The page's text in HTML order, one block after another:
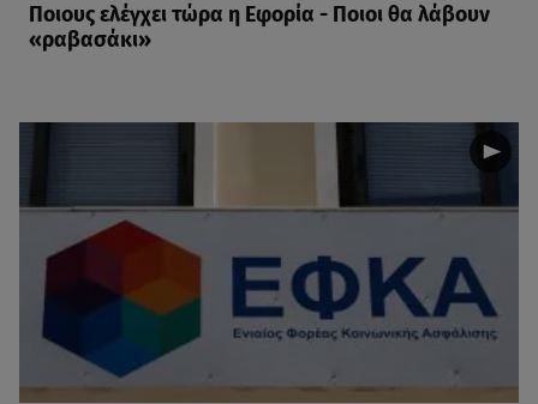
Ποιους ελέγχει τώρα η Εφορία - Ποιοι θα λάβουν
«ραβασάκι»